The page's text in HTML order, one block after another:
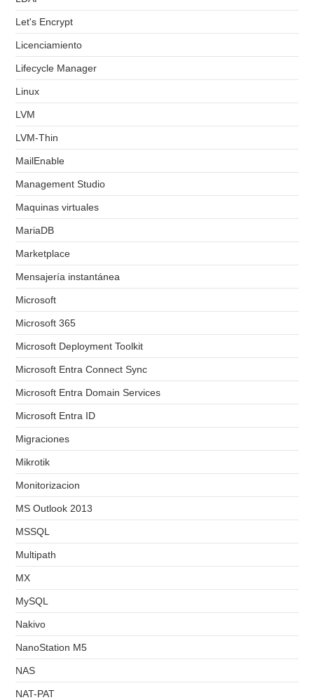
Let's Encrypt
Licenciamiento
Lifecycle Manager
Linux
LVM
LVM-Thin
MailEnable
Management Studio
Maquinas virtuales
MariaDB
Marketplace
Mensajería instantánea
Microsoft
Microsoft 365
Microsoft Deployment Toolkit
Microsoft Entra Connect Sync
Microsoft Entra Domain Services
Microsoft Entra ID
Migraciones
Mikrotik
Monitorizacion
MS Outlook 2013
MSSQL
Multipath
MX
MySQL
Nakivo
NanoStation M5
NAS
NAT-PAT